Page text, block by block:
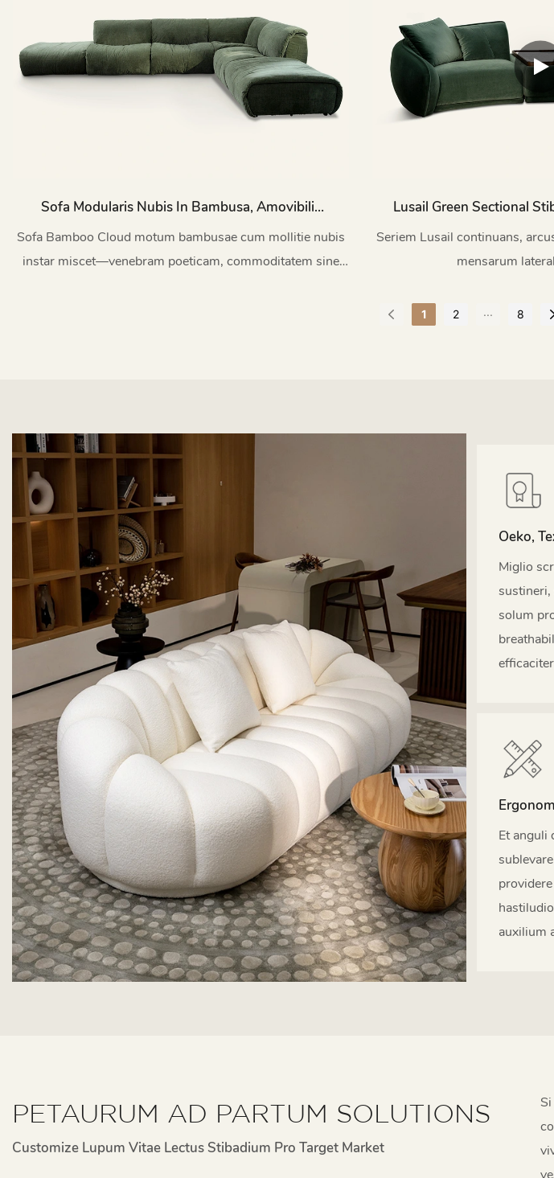
Sofa Modularis Nubis In Bambusa, Amovibilis
Et Lavabilis M179
Sofa Bamboo Cloud motum bambusae cum mollitie nubis
instar miscet—venebram poeticam, commoditatem sine
Lusail Green Sectional
Parte
Seriem Lusail continuans,
mensarum
1 2 ... 8
Oeko,
Miglio
solum
Et anguli
auxilium
PETAURUM AD PARTUM SOLUTIONS
Customize Lupum Vitae Lectus Stibadium Pro Target Market